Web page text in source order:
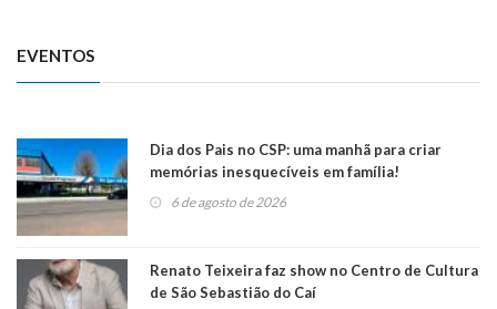
EVENTOS
Dia dos Pais no CSP: uma manhã para criar
memórias inesquecíveis em família!
6 de agosto de 2026
Renato Teixeira faz show no Centro de Cultura
de São Sebastião do Caí